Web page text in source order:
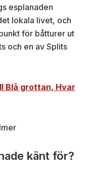
esplanaden
lokala livet, och
för båtturer ut
och en av Splits
Blå grottan, Hvar
känt för?